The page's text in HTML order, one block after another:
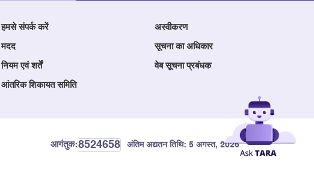
हमसे संपर्क करें अस्वीकरण
मदद सूचना का अधिकार
नियम एवं शर्तें वेब सूचना प्रबंधक
आंतरिक शिकायत समिति
आगंतुक:8524658 अंतिम अद्यतन तिथि: 5 अगस्त, 2026